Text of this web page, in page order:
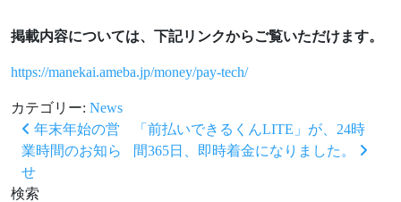
掲載内容については、下記リンクからご覧いただけます。
https://manekai.ameba.jp/money/pay-tech/
カテゴリー: News
投稿ナビゲーション
年末年始の営
業時間のお知ら
せ
「前払いできるくんLITE」が、24時
間365日、即時着金になりました。
検索